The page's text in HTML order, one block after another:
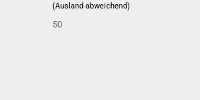
(Ausland abweichend)
50